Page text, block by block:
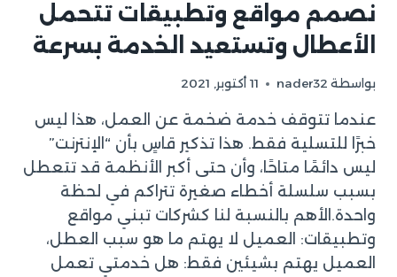
والمبيعات
نصمم مواقع وتطبيقات تتحمل
الأعطال وتستعيد الخدمة بسرعة
بواسطة nader32 11 أكتوبر, 2021
عندما تتوقف خدمة ضخمة عن العمل، هذا ليس
خبرًا للتسلية فقط. هذا تذكير قاسٍ بأن “الإنترنت”
ليس دائمًا متاحًا، وأن حتى أكبر الأنظمة قد تتعطل
بسبب سلسلة أخطاء صغيرة تتراكم في لحظة
واحدة.الأهم بالنسبة لنا كشركات تبني مواقع
وتطبيقات: العميل لا يهتم ما هو سبب العطل،
العميل يهتم بشيئين فقط: هل خدمتي تعمل